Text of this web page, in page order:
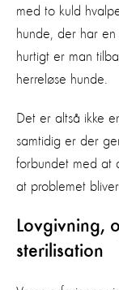
med to kuld
hunde, der har
hurtigt er man
herreløse hunde.
Det er altså ikke
samtidig er der
forbundet med at
at problemet bliver
Lovgivning,
sterilisation